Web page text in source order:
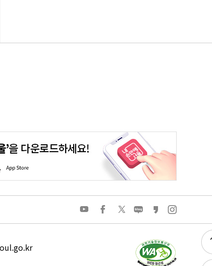
학습포털 대기환경정보 에코마일리지
유
브
페
이
스
트
위
터
네
이
버
그
카
카
오
토
리
인
스
타